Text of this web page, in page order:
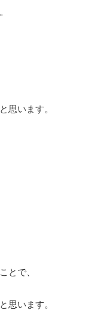
思います。
とで、
思います。